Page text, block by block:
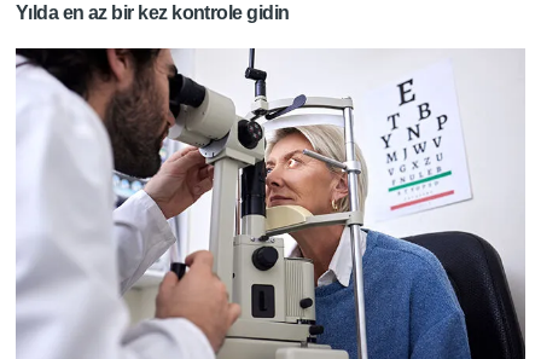
Yılda en az bir kez kontrole gidin